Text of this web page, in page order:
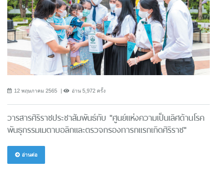
12 พฤษภาคม 2565 อ่าน 5,972 ครั้ง
วารสารศิริราชประชาสัมพันธ์กับ "ศูนย์แห่งความเป็นเลิศด้านโรค
พันธุกรรมเมตาบอลิกและตรวจกรองทารกแรกเกิดศิริราช"
อ่านต่อ